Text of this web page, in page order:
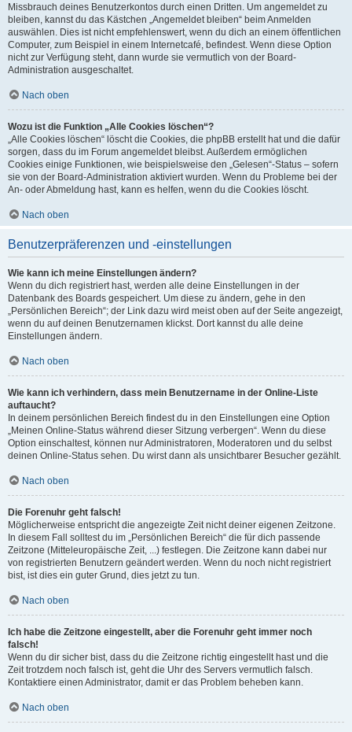
Missbrauch deines Benutzerkontos durch einen Dritten. Um angemeldet zu
bleiben, kannst du das Kästchen „Angemeldet bleiben“ beim Anmelden
auswählen. Dies ist nicht empfehlenswert, wenn du dich an einem öffentlichen
Computer, zum Beispiel in einem Internetcafé, befindest. Wenn diese Option
nicht zur Verfügung steht, dann wurde sie vermutlich von der Board-
Administration ausgeschaltet.
Nach oben
Wozu ist die Funktion „Alle Cookies löschen“?
„Alle Cookies löschen“ löscht die Cookies, die phpBB erstellt hat und die dafür
sorgen, dass du im Forum angemeldet bleibst. Außerdem ermöglichen
Cookies einige Funktionen, wie beispielsweise den „Gelesen“-Status – sofern
sie von der Board-Administration aktiviert wurden. Wenn du Probleme bei der
An- oder Abmeldung hast, kann es helfen, wenn du die Cookies löscht.
Nach oben
Benutzerpräferenzen und -einstellungen
Wie kann ich meine Einstellungen ändern?
Wenn du dich registriert hast, werden alle deine Einstellungen in der
Datenbank des Boards gespeichert. Um diese zu ändern, gehe in den
„Persönlichen Bereich“; der Link dazu wird meist oben auf der Seite angezeigt,
wenn du auf deinen Benutzernamen klickst. Dort kannst du alle deine
Einstellungen ändern.
Nach oben
Wie kann ich verhindern, dass mein Benutzername in der Online-Liste
auftaucht?
In deinem persönlichen Bereich findest du in den Einstellungen eine Option
„Meinen Online-Status während dieser Sitzung verbergen“. Wenn du diese
Option einschaltest, können nur Administratoren, Moderatoren und du selbst
deinen Online-Status sehen. Du wirst dann als unsichtbarer Besucher gezählt.
Nach oben
Die Forenuhr geht falsch!
Möglicherweise entspricht die angezeigte Zeit nicht deiner eigenen Zeitzone.
In diesem Fall solltest du im „Persönlichen Bereich“ die für dich passende
Zeitzone (Mitteleuropäische Zeit, ...) festlegen. Die Zeitzone kann dabei nur
von registrierten Benutzern geändert werden. Wenn du noch nicht registriert
bist, ist dies ein guter Grund, dies jetzt zu tun.
Nach oben
Ich habe die Zeitzone eingestellt, aber die Forenuhr geht immer noch
falsch!
Wenn du dir sicher bist, dass du die Zeitzone richtig eingestellt hast und die
Zeit trotzdem noch falsch ist, geht die Uhr des Servers vermutlich falsch.
Kontaktiere einen Administrator, damit er das Problem beheben kann.
Nach oben